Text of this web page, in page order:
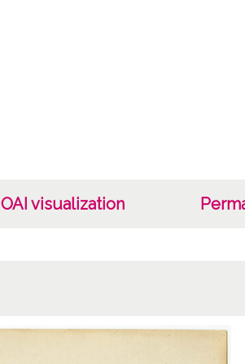
CC
OAI visualization